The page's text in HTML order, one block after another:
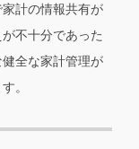
計の情報共有が
不十分であった
全な家計管理が
。